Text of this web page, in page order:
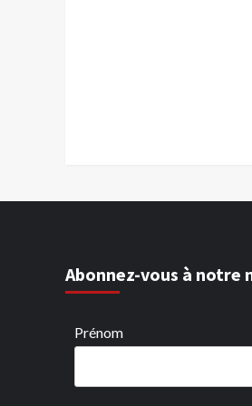
Abonnez-vous à notre
Prénom